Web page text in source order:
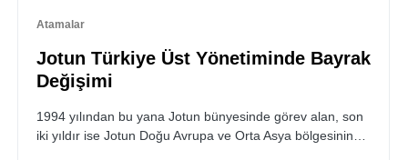
Atamalar
Jotun Türkiye Üst Yönetiminde Bayrak
Değişimi
1994 yılından bu yana Jotun bünyesinde görev alan, son
iki yıldır ise Jotun Doğu Avrupa ve Orta Asya bölgesinin…